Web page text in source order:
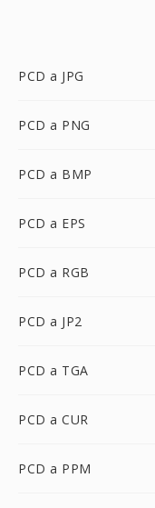
PCD a JPG
PCD a PNG
PCD a BMP
PCD a EPS
PCD a RGB
PCD a JP2
PCD a TGA
PCD a CUR
PCD a PPM